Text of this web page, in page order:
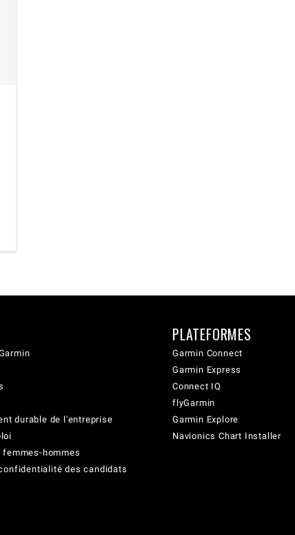
durable de l'entreprise
femmes-hommes
des candidats
PLATEFORMES
Garmin Connect
Garmin Express
Connect IQ
flyGarmin
Garmin Explore
Navionics Chart Installer